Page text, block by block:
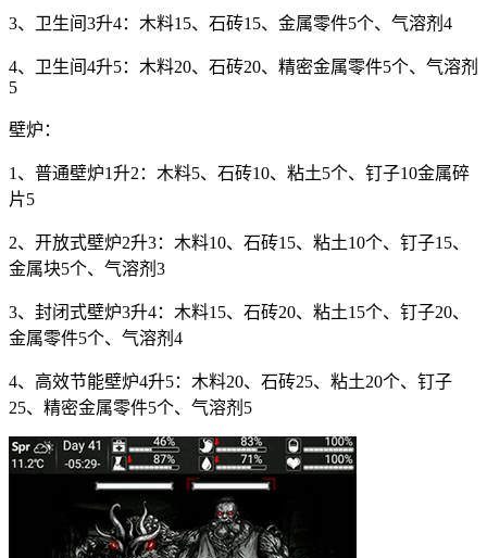
3、卫生间3升4：木料15、石砖15、金属零件5个、气溶剂4
4、卫生间4升5：木料20、石砖20、精密金属零件5个、气溶剂
5
壁炉：
1、普通壁炉1升2：木料5、石砖10、粘土5个、钉子10金属碎
片5
2、开放式壁炉2升3：木料10、石砖15、粘土10个、钉子15、
金属块5个、气溶剂3
3、封闭式壁炉3升4：木料15、石砖20、粘土15个、钉子20、
金属零件5个、气溶剂4
4、高效节能壁炉4升5：木料20、石砖25、粘土20个、钉子
25、精密金属零件5个、气溶剂5